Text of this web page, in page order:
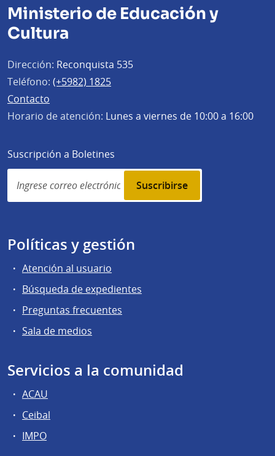
Ministerio de Educación y
Cultura
Dirección: Reconquista 535
Teléfono: (+5982) 1825
Contacto
Horario de atención: Lunes a viernes de 10:00 a 16:00
Suscripción a Boletines
Simplenews
subscription
Políticas y gestión
Atención al usuario
Búsqueda de expedientes
Preguntas frecuentes
Sala de medios
Servicios a la comunidad
ACAU
Ceibal
IMPO